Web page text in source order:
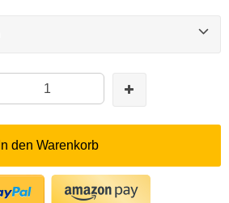
In den Warenkorb